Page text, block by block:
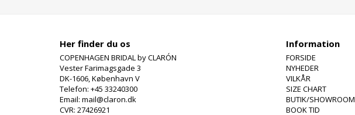
Her finder du os
COPENHAGEN BRIDAL by CLARÓN
Vester Farimagsgade 3
DK-1606, København V
Telefon: +45 33240300
Email: mail@claron.dk
CVR: 27426921
Information
FORSIDE
NYHEDER
VILKÅR
SIZE CHART
BUTIK/SHOWROOM
BOOK TID